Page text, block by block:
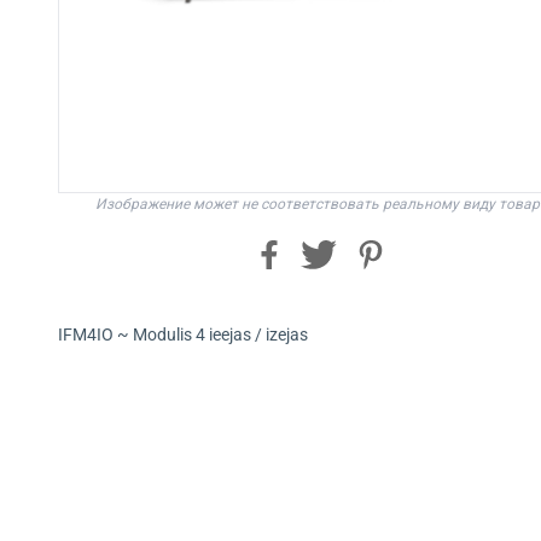
Изображение может не соответствовать реальному виду
IFM4IO ~ Modulis 4 ieejas / izejas